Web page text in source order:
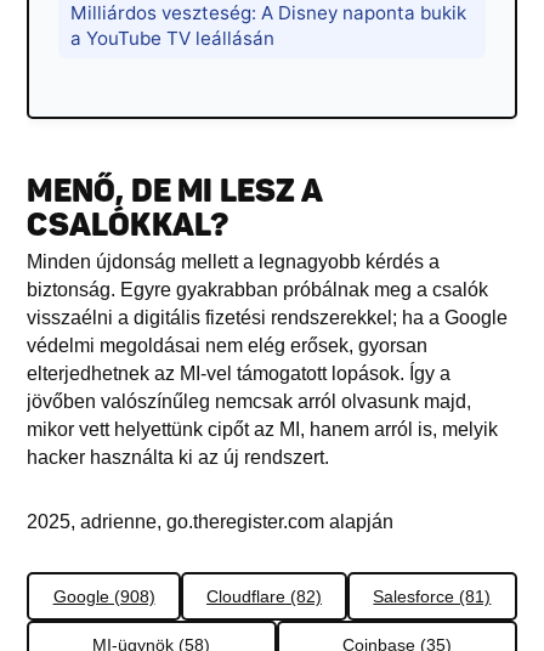
Milliárdos veszteség: A Disney naponta bukik
a YouTube TV leállásán
MENŐ, DE MI LESZ A
CSALÓKKAL?
Minden újdonság mellett a legnagyobb kérdés a
biztonság. Egyre gyakrabban próbálnak meg a csalók
visszaélni a digitális fizetési rendszerekkel; ha a Google
védelmi megoldásai nem elég erősek, gyorsan
elterjedhetnek az MI-vel támogatott lopások. Így a
jövőben valószínűleg nemcsak arról olvasunk majd,
mikor vett helyettünk cipőt az MI, hanem arról is, melyik
hacker használta ki az új rendszert.
2025, adrienne, go.theregister.com alapján
Google (908) Cloudflare (82) Salesforce (81)
MI-ügynök (58) Coinbase (35)